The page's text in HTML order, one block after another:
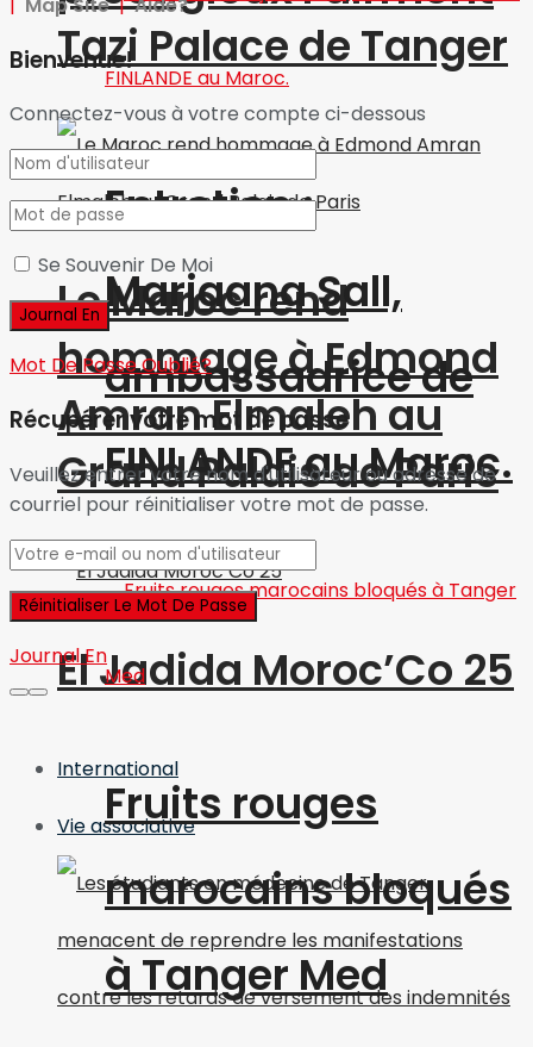
Tazi Palace de Tanger
Le Maroc rend
hommage à Edmond
Amran Elmaleh au
Grand Palais de Paris
El Jadida Moroc’Co 25
International
Vie associative
Entretien :
Marjaana Sall,
ambassadrice de
FINLANDE au Maroc.
Fruits rouges
marocains bloqués
à Tanger Med
Bienvenue!
Connectez-vous à votre compte ci-dessous
Se Souvenir De Moi
Mot De Passe Oublié?
Récupérer votre mot de passe
Veuillez entrer votre nom d'utilisateur ou adresse de
courriel pour réinitialiser votre mot de passe.
Journal En